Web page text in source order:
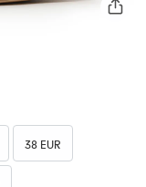
38 EUR